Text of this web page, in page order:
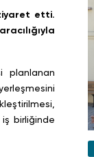
etti.
planlanan
birliğinde